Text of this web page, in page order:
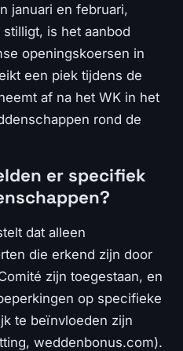
januari en februari,
is het aanbod
openingskoersen in
een piek tijdens de
af na het WK in het
rond de
er specifiek
dat alleen
die erkend zijn door
zijn toegestaan, en
op specifieke
te beïnvloeden zijn
weddenbonus.com).